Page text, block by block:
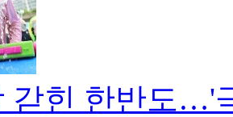
갇힌 한반도…'